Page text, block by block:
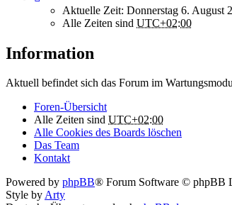
Aktuelle Zeit: Donnerstag 6. August
Alle Zeiten sind UTC+02:00
Information
Aktuell befindet sich das Forum im
Foren-Übersicht
Alle Zeiten sind UTC+02:00
Alle Cookies des Boards löschen
Das Team
Kontakt
Powered by phpBB® Forum Software © phpBB
Style byArty